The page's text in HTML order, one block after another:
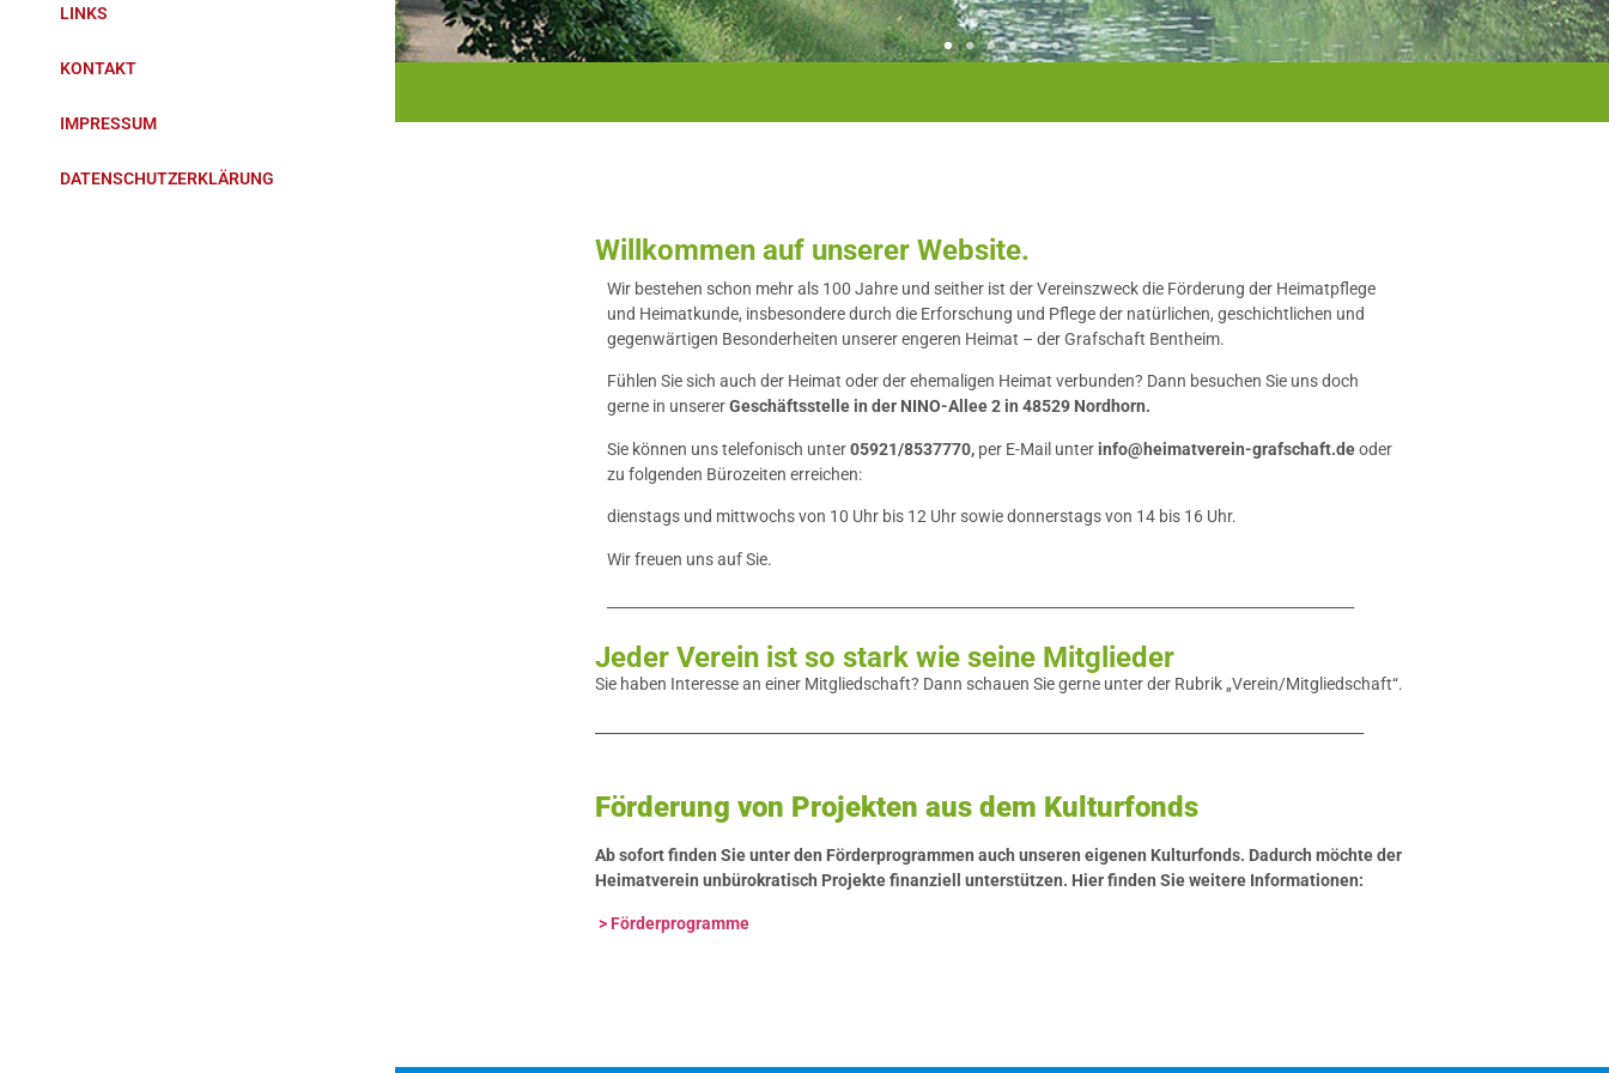
LINKS
KONTAKT
IMPRESSUM
DATENSCHUTZERKLÄRUNG
Willkommen auf unserer Website.
Wir bestehen schon mehr als 100 Jahre und seither ist der Vereinszweck die Förderung der Heimatpflege
und Heimatkunde, insbesondere durch die Erforschung und Pflege der natürlichen, geschichtlichen und
gegenwärtigen Besonderheiten unserer engeren Heimat – der Grafschaft Bentheim.
Fühlen Sie sich auch der Heimat oder der ehemaligen Heimat verbunden? Dann besuchen Sie uns doch
gerne in unsererGeschäftsstelle in der NINO-Allee 2 in 48529 Nordhorn.
Sie können uns telefonisch unter05921/8537770, per E-Mail unter info@heimatverein-grafschaft.deoder
zu folgenden Bürozeiten erreichen:
dienstags und mittwochs von 10 Uhr bis 12 Uhr sowie donnerstags von 14 bis 16 Uhr.
Wir freuen uns auf Sie.
Jeder Verein ist so stark wie seine Mitglieder
Sie haben Interesse an einer Mitgliedschaft? Dann schauen Sie gerne unter der Rubrik „Verein/Mitgliedschaft“.
Förderung von Projekten aus dem Kulturfonds
Ab sofort finden Sie unter den Förderprogrammen auch unseren eigenen Kulturfonds. Dadurch möchte der
Heimatverein unbürokratisch Projekte finanziell unterstützen. Hier finden Sie weitere Informationen:
> Förderprogramme